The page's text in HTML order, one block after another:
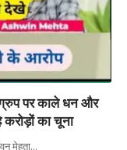
पर काले धन और
का चूना
मेहता…